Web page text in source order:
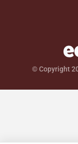
© Copyright